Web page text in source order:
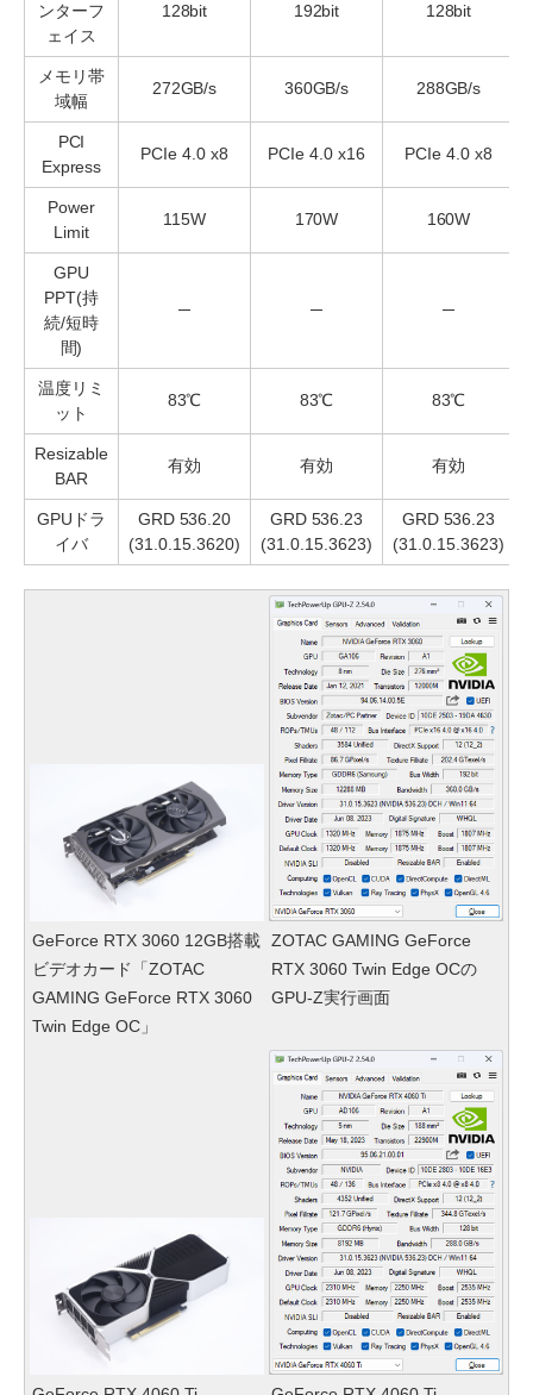
ンターフ
ェイス
128bit 192bit 128bit
メモリ帯
域幅
272GB/s 360GB/s 288GB/s
PCI
Express
PCIe 4.0 x8 PCIe 4.0 x16 PCIe 4.0 x8
Power
Limit
115W 170W 160W
GPU
PPT(持
続/短時
間)
─ ─ ─
温度リミ
ット
83℃ 83℃ 83℃
Resizable
BAR
有効 有効 有効
GPUドラ
イバ
GRD 536.20
(31.0.15.3620)
GRD 536.23
(31.0.15.3623)
GRD 536.23
(31.0.15.3623)
GeForce RTX 3060 12GB搭載
ビデオカード「ZOTAC
GAMING GeForce RTX 3060
Twin Edge OC」
ZOTAC GAMING GeForce
RTX 3060 Twin Edge OCの
GPU-Z実行画面